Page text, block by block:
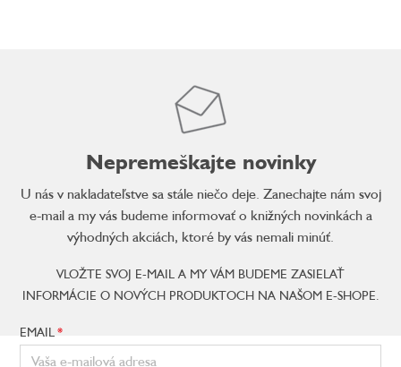
Nepremeškajte novinky
U nás v nakladateľstve sa stále niečo deje. Zanechajte nám svoj
e-mail a my vás budeme informovať o knižných novinkách a
výhodných akciách, ktoré by vás nemali minúť.
VLOŽTE SVOJ E-MAIL A MY VÁM BUDEME ZASIELAŤ
INFORMÁCIE O NOVÝCH PRODUKTOCH NA NAŠOM E-SHOPE.
EMAIL